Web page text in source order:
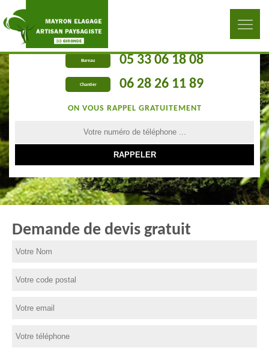
Bureau 05 33 06 18 08
Chantier 06 28 26 11 89
ON VOUS RAPPEL GRATUITEMENT
Demande de devis gratuit